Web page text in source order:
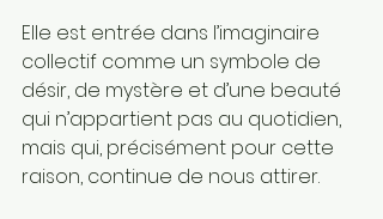
Elle est entrée dans l’imaginaire
collectif comme un symbole de
désir, de mystère et d’une beauté
qui n’appartient pas au quotidien,
mais qui, précisément pour cette
raison, continue de nous attirer.